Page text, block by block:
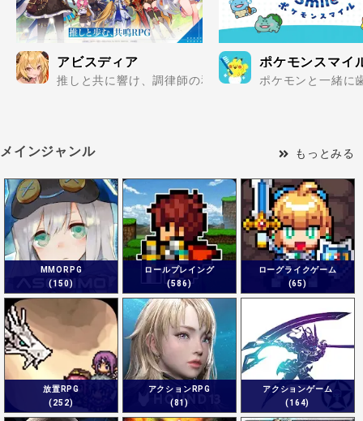
アビスディア
推しと共に響け、調律師の和音。アクションが紡ぐ、絆
ポケモンスマイ
ポケモンと一緒に
メインジャンル もっとみる
MMORPG
(150)
ロールプレイング
(586)
ローグライクゲーム
(65)
放置RPG
(252)
アクションRPG
(81)
アクションゲーム
(164)